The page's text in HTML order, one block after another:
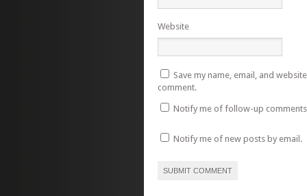
Website
Save my name, email, and
comment.
Notify me of follow-up
Notify me of new posts by email.